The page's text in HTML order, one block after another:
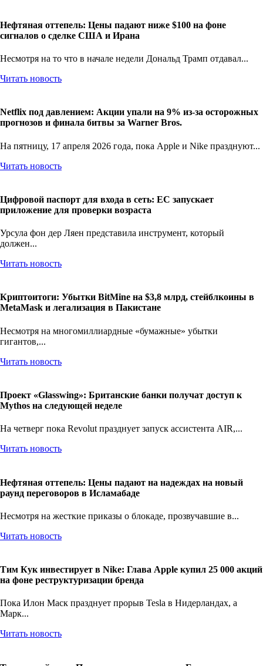
Нефтяная оттепель: Цены падают ниже $100 на фоне
сигналов о сделке США и Ирана
Несмотря на то что в начале недели Дональд Трамп отдавал...
Читать новость
Netflix под давлением: Акции упали на 9% из-за осторожных
прогнозов и финала битвы за Warner Bros.
На пятницу, 17 апреля 2026 года, пока Apple и Nike празднуют...
Читать новость
Цифровой паспорт для входа в сеть: ЕС запускает
приложение для проверки возраста
Урсула фон дер Ляен представила инструмент, который
должен...
Читать новость
Криптоитоги: Убытки BitMine на $3,8 млрд, стейблкоины в
MetaMask и легализация в Пакистане
Несмотря на многомиллиардные «бумажные» убытки
гигантов,...
Читать новость
Проект «Glasswing»: Британские банки получат доступ к
Mythos на следующей неделе
На четверг пока Revolut празднует запуск ассистента AIR,...
Читать новость
Нефтяная оттепель: Цены падают на надеждах на новый
раунд переговоров в Исламабаде
Несмотря на жесткие приказы о блокаде, прозвучавшие в...
Читать новость
Тим Кук инвестирует в Nike: Глава Apple купил 25 000 акций
на фоне реструктуризации бренда
Пока Илон Маск празднует прорыв Tesla в Нидерландах, а
Марк...
Читать новость